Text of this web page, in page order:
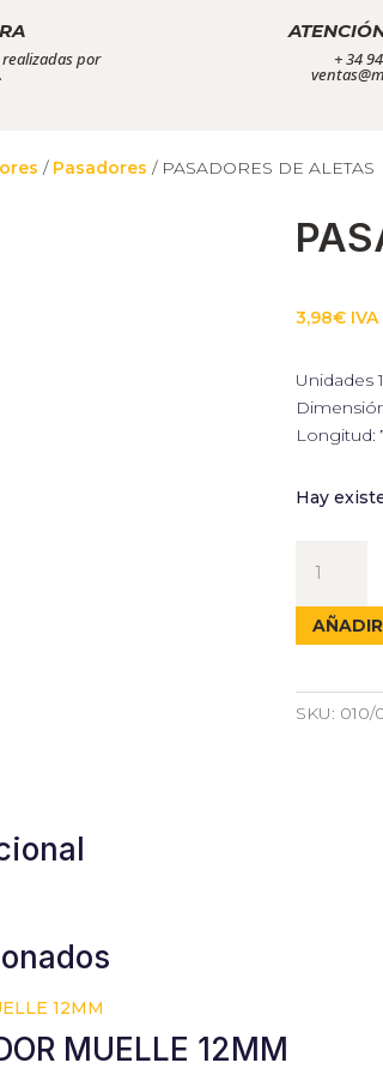
por + 34
/ Pasadores / PASADORES DE ALETAS
3,98€
Unidades
Longitud:
Hay
DE
ALETAS
cantidad
SKU: 010/
MUELLE 12MM